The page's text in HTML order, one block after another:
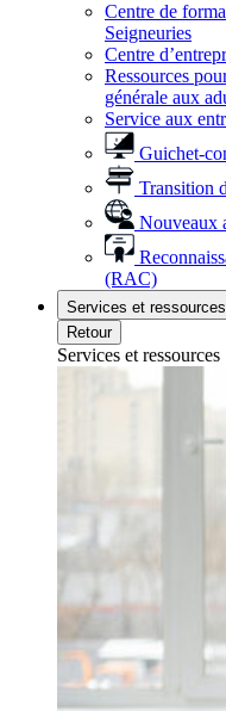
Centre de
Seigneuries
Centre
Ressources
générale aux
Service aux
Guichet-
Transition
Nouveaux
(RAC)
Services et ressources
Retour
Services et ressources